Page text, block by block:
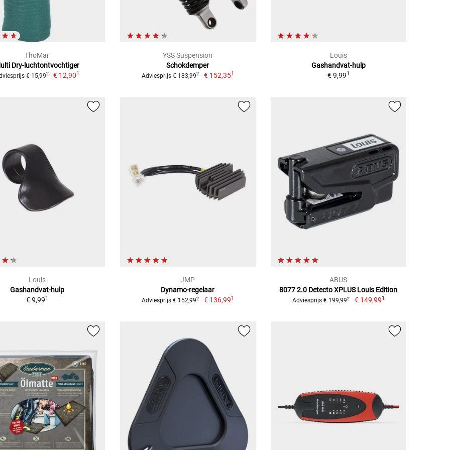
ThoMar
Dry-luchtontvochtiger
€ 15,992 € 12,901
YSS Suspension
Schokdemper
Adviesprijs € 183,992 € 152,351
Louis
Gashandvat-hulp
€ 9,991
Louis
Gashandvat-hulp
€ 9,991
JMP
Dynamo-regelaar
Adviesprijs € 152,992 € 136,991
ABUS
8077 2.0 Detecto XPLUS Louis Edition
Adviesprijs € 199,992 € 149,991